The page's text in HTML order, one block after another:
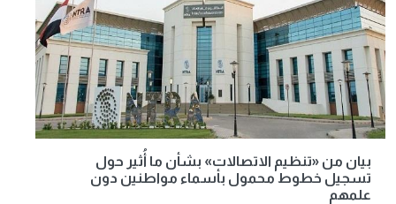
بيان من «تنظيم الاتصالات» بشأن ما أُثير حول
تسجيل خطوط محمول بأسماء مواطنين دون
علمهم